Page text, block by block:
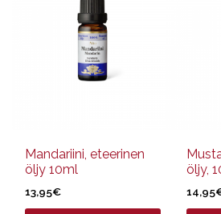
Mandariini, eteerinen
öljy 10ml
13,95€
öljy,
14,95